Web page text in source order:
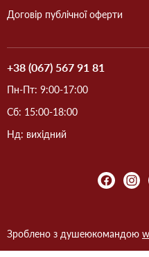
Договір публічної оферти
+38 (067) 567 91 81
Пн-Пт: 9:00-17:00
Сб: 15:00-18:00
Нд: вихідний
Зроблено з душеюкомандою